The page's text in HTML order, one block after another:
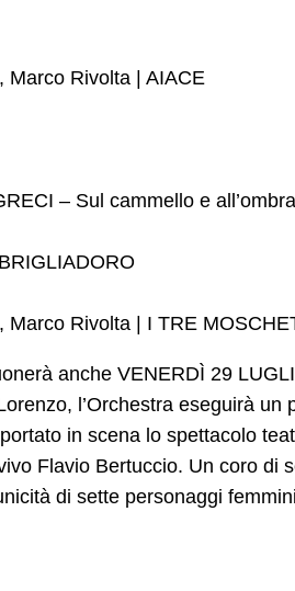
Marco Rivolta | AIACE
– Sul cammello e
Marco Rivolta | I TRE
anche VENERDÌ 29
l’Orchestra eseguirà un
in scena lo spettacolo
Flavio Bertuccio. Un coro di
di sette personaggi